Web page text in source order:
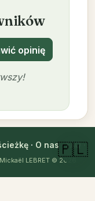
opinię
· O nas·FAQ·
Mickaël LEBRET© 2026
🇵🇱